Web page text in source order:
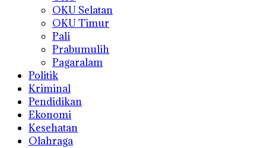
OKU Selatan
OKU Timur
Pali
Prabumulih
Pagaralam
Politik
Kriminal
Pendidikan
Ekonomi
Kesehatan
Olahraga